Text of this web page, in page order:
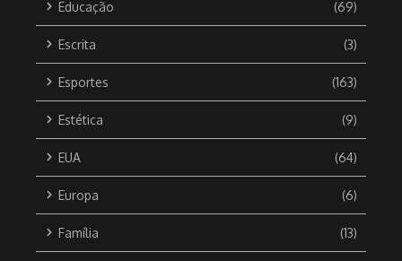
Educação (69)
Escrita (3)
Esportes (163)
Estética (9)
EUA (64)
Europa (6)
Família (13)